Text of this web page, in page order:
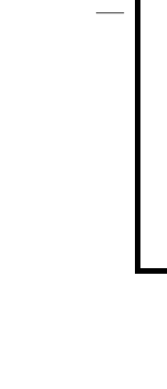
—